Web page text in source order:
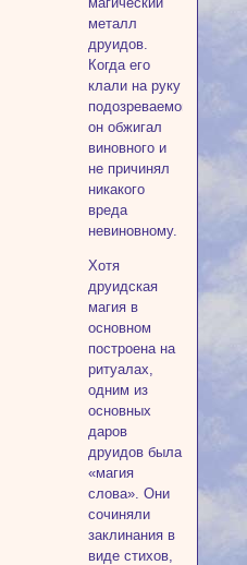
металл
друидов.
Когда его
клали на руку
подозреваемого,
он обжигал
виновного и
не причинял
никакого
вреда
невиновному.
Хотя
друидская
магия в
основном
построена на
ритуалах,
одним из
основных
даров
друидов была
«магия
слова». Они
сочиняли
заклинания в
виде стихов,